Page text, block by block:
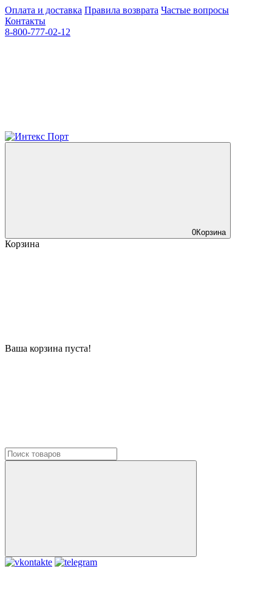
Оплата и доставка Правила возврата Частые вопросы
Контакты
8-800-777-02-12
0Корзина
Корзина
Ваша корзина пуста!